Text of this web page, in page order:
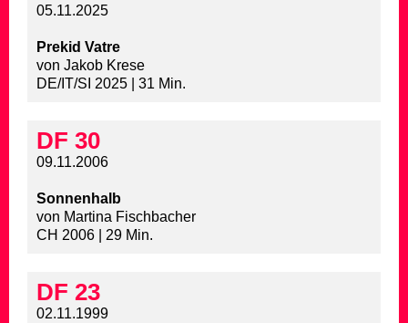
05.11.2025
Prekid Vatre
von Jakob Krese
DE/IT/SI 2025 | 31 Min.
DF 30
09.11.2006
Sonnenhalb
von Martina Fischbacher
CH 2006 | 29 Min.
DF 23
02.11.1999